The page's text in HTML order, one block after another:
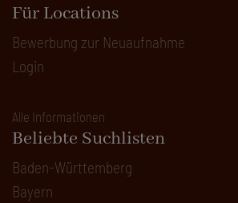
Für Locations
Bewerbung zur Neuaufnahme
Login
Alle Informationen
Beliebte Suchlisten
Baden-Württemberg
Bayern